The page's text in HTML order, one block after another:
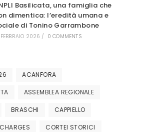
Basilicata, una famiglia che
dimentica: l’eredità umana e
di Tonino Garrambone
2026 / 0 COMMENTS
ACANFORA
ASSEMBLEA REGIONALE
BRASCHI CAPPIELLO
CHARGES CORTEI STORICI